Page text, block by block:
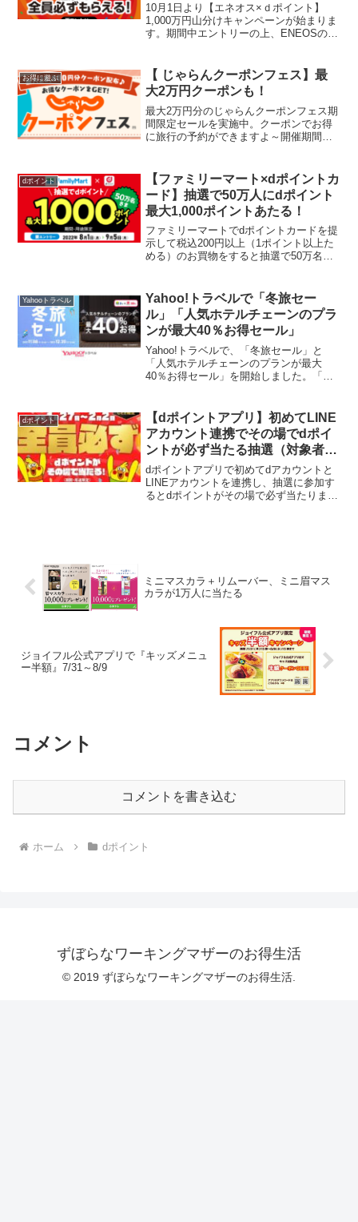
10月1日より【エネオス×ｄポイント】
1,000万円山分けキャンペーンが始まりま
す。期間中エントリーの上、ENEOSの対
上ためると、dポイント1,000万ポイン
ト...
お得に遊ぶ
【 じゃらんクーポンフェス】最
大2万円クーポンも！
最大2万円分のじゃらんクーポンフェス期
間限定セールを実施中。クーポンでお得
に旅行の予約ができますよ～開催期間
あります。最大2万円分！じゃらんクーポ
ンフェス...
dポイント
【ファミリーマート×dポイントカ
ード】抽選で50万人にdポイント
最大1,000ポイントあたる！
ファミリーマートでdポイントカードを提
示して税込200円以上（1ポイント以上た
める）のお買物をすると抽選で50万名さ
1等：1,000ポイント・・・ 1,000名...
Yahooトラベル
Yahoo!トラベルで「冬旅セー
ル」「人気ホテルチェーンのプラ
ンが最大40％お得セール」
Yahoo!トラベルで、「冬旅セール」と
「人気ホテルチェーンのプランが最大
40％お得セール」を開始しました。「冬
ナス増量で通常より5％以上お得になりま
す。対...
dポイント
【dポイントアプリ】初めてLINE
アカウント連携でその場でdポイ
ントが必ず当たる抽選（対象者限
定）
dポイントアプリで初めてdアカウントと
LINEアカウントを連携し、抽選に参加す
るとdポイントがその場で必ず当たりま
ミニマスカラ＋リムーバー、ミニ眉マス
カラが1万人に当たる
ジョイフル公式アプリで『キッズメニュ
ー半額』7/31～8/9
コメント
コメントを書き込む
ホーム dポイント
ずぼらなワーキングマザーのお得生活
© 2019 ずぼらなワーキングマザーのお得生活.